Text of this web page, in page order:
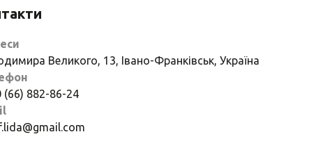
Великого, 13, Івано-Франківськ, Україна
(66) 882-86-24